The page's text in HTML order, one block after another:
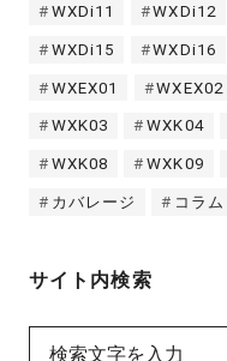
WXDi11 WXDi12
WXDi15 WXDi16
WXEX01 WXEX02
WXK03 WXK04
WXK08 WXK09
カバレージ コラム
サイト内検索